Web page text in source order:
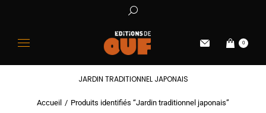
0
JARDIN TRADITIONNEL JAPONAIS
Vous êtes ici :
Accueil Produits identifiés “Jardin traditionnel japonais”